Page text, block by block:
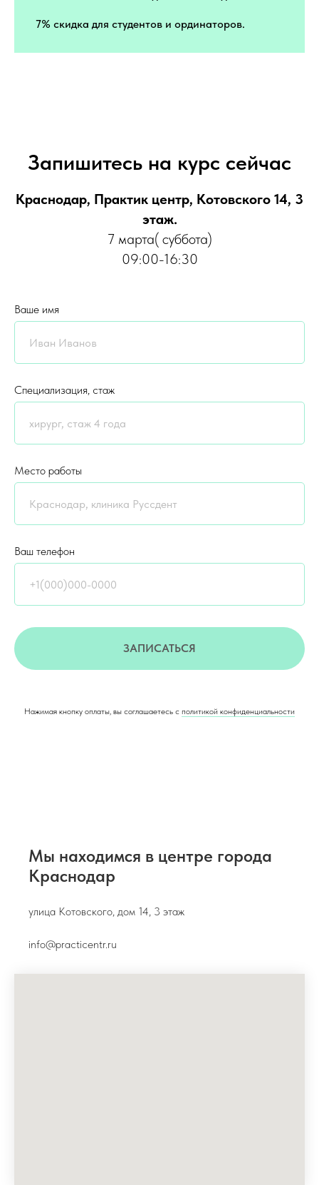
7% скидка для студентов и ординаторов.
Запишитесь на курс сейчас
Краснодар, Практик центр, Котовского 14, 3
этаж.
7 марта( суббота)
09:00-16:30
Ваше имя
Специализация, стаж
Место работы
Ваш телефон
ЗАПИСАТЬСЯ
Нажимая кнопку оплаты, вы соглашаетесь с политикой конфиденциальности
Мы находимся в центре города
Краснодар
улица Котовского, дом 14, 3 этаж
info@practicentr.ru